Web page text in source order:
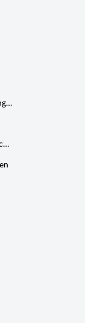
Download en installatie van de Withings Health Mate app
De Withings app koppelen aan de Ancora Health app